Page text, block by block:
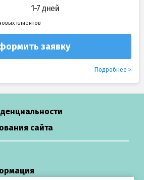
1-7 дней
клиентов
заявку
Подробнее
сайта